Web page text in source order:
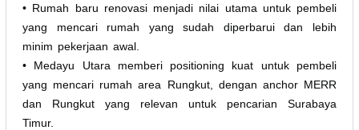
• Rumah baru renovasi menjadi nilai utama untuk pembeli
yang mencari rumah yang sudah diperbarui dan lebih
minim pekerjaan awal.
• Medayu Utara memberi positioning kuat untuk pembeli
yang mencari rumah area Rungkut, dengan anchor MERR
dan Rungkut yang relevan untuk pencarian Surabaya
Timur.